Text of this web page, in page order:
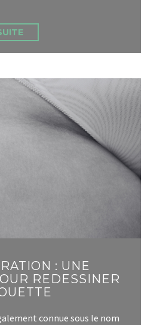
: UNE
REDESSINER
connue sous le nom